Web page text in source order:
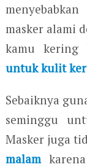
masker alami
kamu kering
untuk kulit
Sebaiknya
seminggu
Masker juga
malamkarena